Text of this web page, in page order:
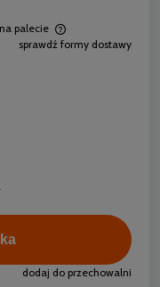
palecie
płatności
sprawdź formy dostawy
dodaj do przechowalni